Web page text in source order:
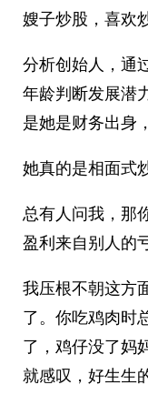
嫂子炒股，喜欢
分析创始人，通
年龄判断发展潜
是她是财务出身
她真的是相面式
总有人问我，那
盈利来自别人的
我压根不朝这方
了。你吃鸡肉时
了，鸡仔没了妈
就感叹，好生生